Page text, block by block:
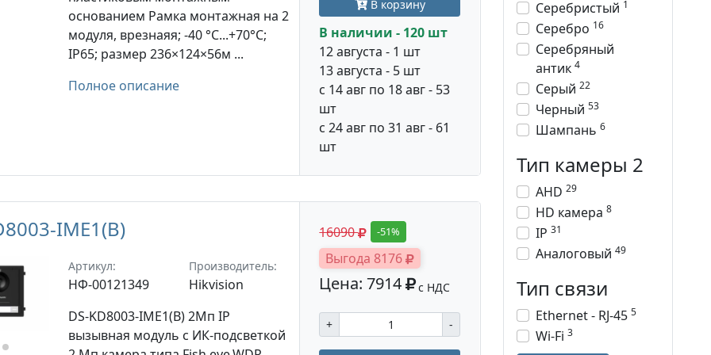
основанием Рамка монтажная на 2
модуля, врезнаяя; -40 °C...+70°C;
IP65; размер 236×124×56м ...
Полное описание
В корзину
В наличии - 120 шт
12 августа - 1 шт
13 августа - 5 шт
с 14 авг по 18 авг - 53
шт
с 24 авг по 31 авг - 61
шт
IME1(B)
Артикул:
НФ-00121349
Производитель:
Hikvision
DS-KD8003-IME1(B) 2Мп IP
вызывная модуль c ИК-подсветкой
16090 -51%
Выгода 8176
Цена: 7914 с НДС
+ -
Серебристый 1
Серебро 16
Серебряный
антик 4
Серый 22
Черный 53
Шампань 6
Тип камеры 2
AHD 29
HD камера 8
IP 31
Аналоговый 49
Тип связи
Ethernet - RJ-45 5
Wi-Fi 3